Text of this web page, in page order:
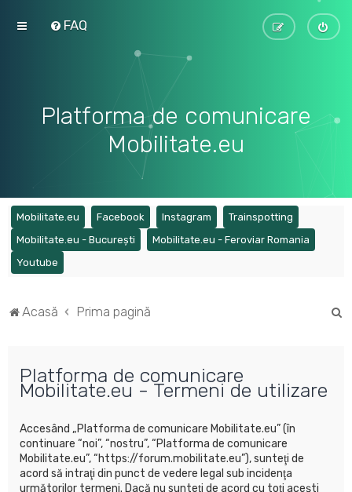
FAQ
Platforma de comunicare
Mobilitate.eu
Mobilitate.eu (Opens a new tab)
Facebook (Opens a new tab)
Instagram (Opens a new tab)
Trainspotting
Mobilitate.eu - București (Opens a new tab)
Mobilitate.eu - Feroviar Romania
Youtube
Acasă Prima pagină
Platforma de comunicare
Mobilitate.eu - Termeni de utilizare
Accesând „Platforma de comunicare Mobilitate.eu” (în
continuare “noi”, “nostru”, “Platforma de comunicare
Mobilitate.eu”, “https://forum.mobilitate.eu”), sunteţi de
acord să intraţi din punct de vedere legal sub incidenţa
următorilor termeni. Dacă nu sunteţi de acord cu toţi aceşti